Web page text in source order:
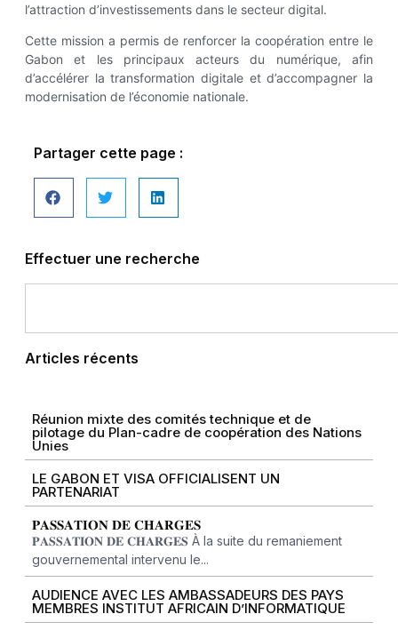
l’attraction d’investissements dans le secteur digital.
Cette mission a permis de renforcer la coopération entre le
Gabon et les principaux acteurs du numérique, afin
d’accélérer la transformation digitale et d’accompagner la
modernisation de l’économie nationale.
Partager cette page :
Effectuer une recherche
Articles récents
Réunion mixte des comités technique et de
pilotage du Plan-cadre de coopération des Nations
Unies
LE GABON ET VISA OFFICIALISENT UN
PARTENARIAT
𝐏𝐀𝐒𝐒𝐀𝐓𝐈𝐎𝐍 𝐃𝐄 𝐂𝐇𝐀𝐑𝐆𝐄𝐒
𝐏𝐀𝐒𝐒𝐀𝐓𝐈𝐎𝐍 𝐃𝐄 𝐂𝐇𝐀𝐑𝐆𝐄𝐒 À la suite du remaniement
gouvernemental intervenu le...
AUDIENCE AVEC LES AMBASSADEURS DES PAYS
MEMBRES INSTITUT AFRICAIN D’INFORMATIQUE